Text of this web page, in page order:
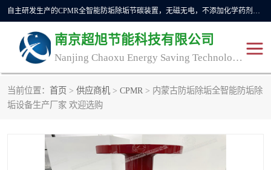
自主研发生产的CPMR全智能防垢除垢节碳装置，无磁无电，不添加化学药剂，*了国内纯物理除垢技术领域空白，其性能处于国际领先水平。广泛应用于石油炼化、钢铁冶炼、电力、煤矿、化工、供暖、压铸、汽车制造、涉水家电等行业。
南京超旭节能科技有限公司
Nanjing Chaoxu Energy Saving Technology Co., Ltd
当前位置： 首页 > 供应商机 > CPMR > 内蒙古防垢除垢全智能防垢除
垢设备生产厂家 欢迎选购
CPMR
碳装置
CPMR油田井下防垢防蜡 物理防垢器生产制造商
防垢除垢 防蜡除蜡